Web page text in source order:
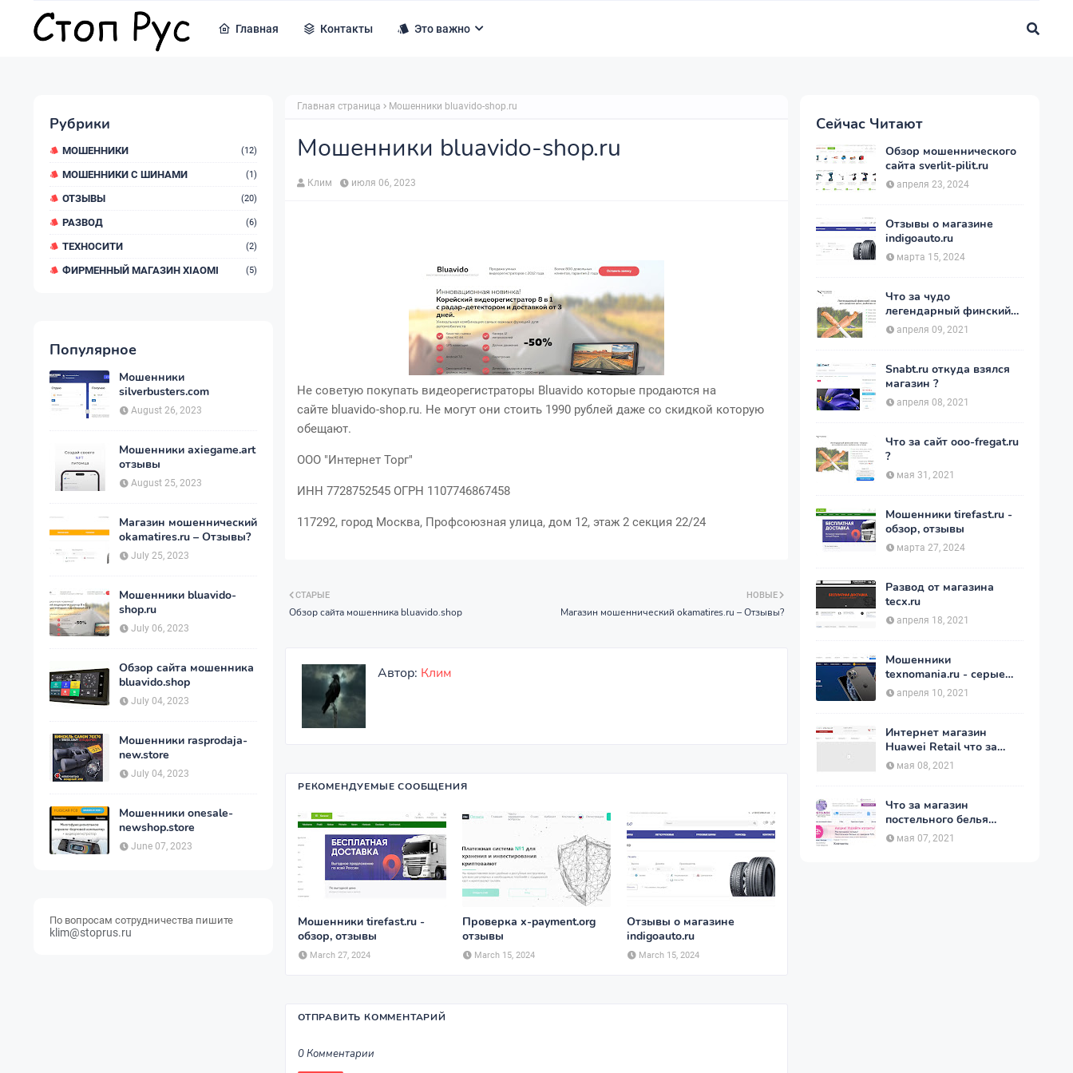
Главная Контакты Это важно
Рубрики
МОШЕННИКИ (12)
МОШЕННИКИ С ШИНАМИ (1)
ОТЗЫВЫ (20)
РАЗВОД (6)
ТЕХНОСИТИ (2)
ФИРМЕННЫЙ МАГАЗИН XIAOMI (5)
Популярное
Мошенники
silverbusters.com
August 26, 2023
Мошенники axiegame.art
отзывы
August 25, 2023
Магазин мошеннический
okamatires.ru – Отзывы?
July 25, 2023
Мошенники bluavido-
shop.ru
July 06, 2023
Обзор сайта мошенника
bluavido.shop
July 04, 2023
Мошенники rasprodaja-
new.store
July 04, 2023
Мошенники onesale-
newshop.store
June 07, 2023
По вопросам сотрудничества пишите
klim@stoprus.ru
Главная страница Мошенники bluavido-shop.ru
Мошенники bluavido-shop.ru
Клим июля 06, 2023
Не советую покупать видеорегистраторы Bluavido которые продаются на
сайте bluavido-shop.ru. Не могут они стоить 1990 рублей даже со скидкой которую
обещают.
ООО "Интернет Торг"
ИНН 7728752545 ОГРН 1107746867458
117292, город Москва, Профсоюзная улица, дом 12, этаж 2 секция 22/24
НОВЫЕ
Магазин мошеннический okamatires.ru – Отзывы?
СТАРЫЕ
Обзор сайта мошенника bluavido.shop
Автор: Клим
РЕКОМЕНДУЕМЫЕ СООБЩЕНИЯ
Мошенники tirefast.ru -
обзор, отзывы
March 27, 2024
Проверка x-payment.org
отзывы
March 15, 2024
Отзывы о магазине
indigoauto.ru
March 15, 2024
ОТПРАВИТЬ КОММЕНТАРИЙ
0 Комментарии
Сейчас Читают
Обзор мошеннического
сайта sverlit-pilit.ru
апреля 23, 2024
Отзывы о магазине
indigoauto.ru
марта 15, 2024
Что за чудо
легендарный финский
нож - Пуукко ?
апреля 09, 2021
Snabt.ru откуда взялся
магазин ?
апреля 08, 2021
Что за сайт ooo-fregat.ru
?
мая 31, 2021
Мошенники tirefast.ru -
обзор, отзывы
марта 27, 2024
Развод от магазина
tecx.ru
апреля 18, 2021
Мошенники
texnomania.ru - серые
телефоны по низкой
цене.
апреля 10, 2021
Интернет магазин
Huawei Retail что за
магазин ?
мая 08, 2021
Что за магазин
постельного белья
postelnierus.ru ?
мая 07, 2021